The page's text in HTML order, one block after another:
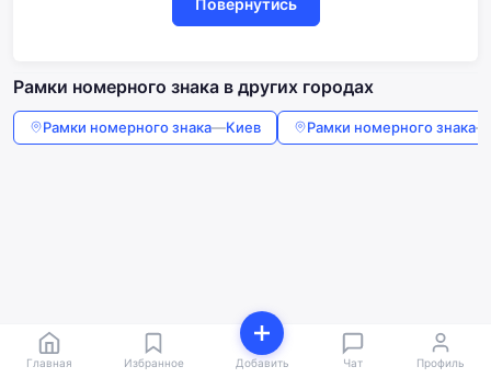
Рамки номерного знака в других городах
Рамки номерного знака—Киев Рамки номерного знака—
Главная Избранное Добавить Чат Профиль